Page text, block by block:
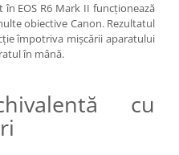
EOS R6 Mark II funcţionează
obiective Canon. Rezultatul
împotriva mişcării aparatului
în mână.
cu